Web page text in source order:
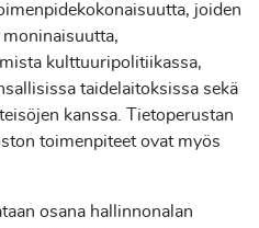
joiden
kulttuuripolitiikassa,
taidelaitoksissa sekä
kanssa. Tietoperustan
toimenpiteet ovat myös
osana hallinnonalan